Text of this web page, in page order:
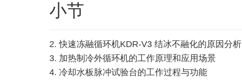
小节
2. 快速冻融循环机KDR-V3 结冰不融化的原因分析
3. 加热制冷外循环机的工作原理和应用场景
4. 冷却水板脉冲试验台的工作过程与功能